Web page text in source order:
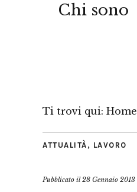
Chi sono
Ti trovi qui: Home
ATTUALITÀ , LAVORO
Pubblicato il28 Gennaio 2013